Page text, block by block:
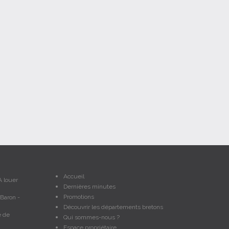
louer
-
de
Accueil
Dernières minutes
Promotions
Découvrir les départements bretons
Qui sommes-nous ?
Espace propriétaire